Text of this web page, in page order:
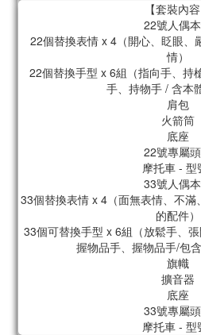
【套裝內容
22號人偶
22個替換表情 x 4（開心、眨眼、
情）
22個替換手型 x 6組（指向手、持
手、持物手 / 含本
肩包
火箭筒
底座
22號專屬
摩托車 - 型
33號人偶
33個替換表情 x 4（面無表情、不
的配件）
33個可替換手型 x 6組（放鬆手、
握物品手、握物品手/包
旗幟
擴音器
底座
33號專屬
摩托車 - 型